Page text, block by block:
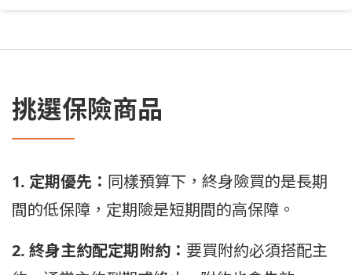
挑選保險商品
1. 定期優先： 同樣預算下，終身險買的是長期
間的低保障，定期險是短期間的高保障。
2. 終身主約配定期附約： 要買附約必須搭配主